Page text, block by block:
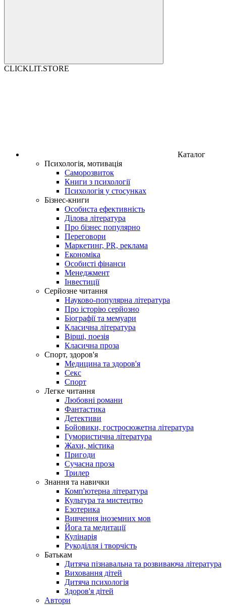
CLICKLIT.STORE
Каталог
Психологія, мотивація
Саморозвиток
Книги з психології
Психологія у стосунках
Бізнес-книги
Особиста ефективність
Ділова література
Про бізнес популярно
Переговори
Маркетинг, PR, реклама
Економіка
Особисті фінанси
Менеджмент
Інвестиції
Серйозне читання
Науково-популярна література
Про історію серйозно
Біографії та мемуари
Класична література
Вірші, поезія
Класична проза
Спорт, здоров'я
Медицина та здоров'я
Секс
Спорт
Легке читання
Любовні романи
Фантастика
Детективи
Бойовики, гостросюжетна література
Гумористична література
Жахи, містика
Пригоди
Сучасна проза
Трилер
Знання та навички
Комп'ютерна література
Культура та мистецтво
Езотерика
Вивчення іноземних мов
Йога та медитації
Кулінарія
Рукоділля і творчість
Батькам
Дитяча пізнавальна та розвиваюча література
Виховання дітей
Дитяча психологія
Здоров'я дітей
Автори